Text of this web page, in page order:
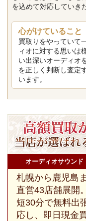
を込めて対応していき
心がけていること
買取りをやっていて
ィオに対する思いは
い出深いオーディオ
を正しく判断し査定
います。
オーディオサウンド
札幌から鹿児島
直営43店舗展開
短30分で無料出
応し、即日現金